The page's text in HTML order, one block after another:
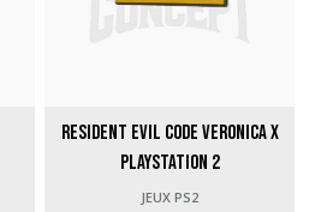
Resident Evil Code Veronica X
PlayStation 2
JEUX PS2